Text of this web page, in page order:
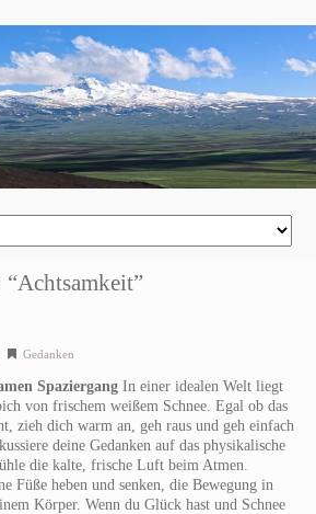
Gedanken
SpaziergangIn einer idealen Welt liegt
von frischem weißem Schnee. Egal ob das
zieh dich warm an, geh raus und geh einfach
deine Gedanken auf das physikalische
die kalte, frische Luft beim Atmen.
Füße heben und senken, die Bewegung in
Körper. Wenn du Glück hast und Schnee